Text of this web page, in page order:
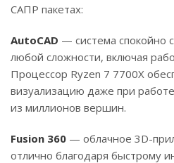
САПР пакетах:
AutoCAD — система спокойно
любой сложности, включая
Процессор Ryzen 7 7700X
визуализацию даже при
из миллионов вершин.
Fusion 360 — облачное 3D-
отлично благодаря быстрому